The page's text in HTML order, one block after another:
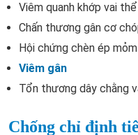
Viêm quanh khớp vai
Chấn thương gân cơ
Hội chứng chèn ép
Viêm gân
Tổn thương dây chằng
Chống chỉ định